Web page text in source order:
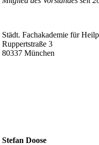
Städt. Fachakademie für
Ruppertstraße 3
80337 München
Stefan Doose